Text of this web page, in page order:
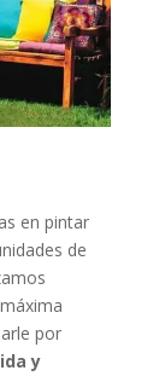
en pintar
de
por
y